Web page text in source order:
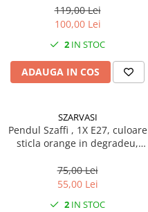
119,00 Lei
100,00 Lei
2 IN STOC
ADAUGA IN COS
SZARVASI
Pendul Szaffi , 1X E27, culoare
sticla orange in degradeu,
75,00 Lei
55,00 Lei
2 IN STOC